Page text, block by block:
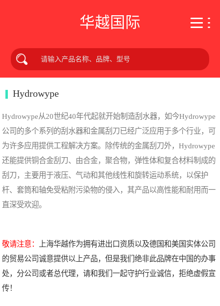
华越国际
Hydrowype
Hydrowype从20世纪40年代起就开始制造刮水器，如今Hydrowype
公司的多个系列的刮水器和金属刮刀已经广泛应用于多个行业，可
为许多应用提供工程解决方案。除传统的金属刮刀外，Hydrowype
还能提供铜合金刮刀、由合金，聚合物，弹性体和复合材料制成的
刮刀，主要用于液压、气动和其他线性和旋转运动系统，以保护
杆、套筒和轴免受粘附污染物的侵入，其产品以高性能和耐用而一
直深受欢迎。
敬请注意：
上海华越作为拥有进出口资质以及德国和美国实体公司
的贸易公司诚意提供以上产品，但是我们绝非此品牌在中国的办事
处，分公司或者总代理，请和我们一起守护行业诚信，拒绝虚假宣
传！